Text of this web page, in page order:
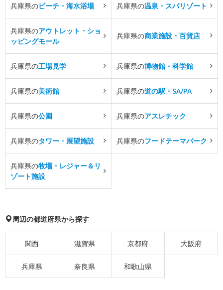
兵庫県のビーチ・海水浴場 兵庫県の温泉・スパリゾート
兵庫県のアウトレット・ショ
ッピングモール
兵庫県の商業施設・百貨店
兵庫県の工場見学 兵庫県の博物館・科学館
兵庫県の美術館 兵庫県の道の駅・SA/PA
兵庫県の公園 兵庫県のアスレチック
兵庫県のタワー・展望施設 兵庫県のフードテーマパーク
兵庫県の牧場・レジャー＆リ
ゾート施設
周辺の都道府県から探す
関西 滋賀県 京都府 大阪府
兵庫県 奈良県 和歌山県